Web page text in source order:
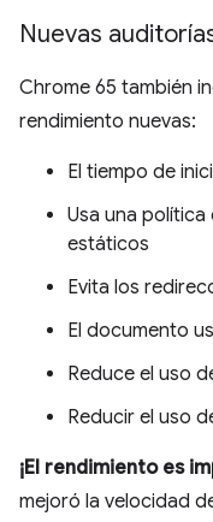
Nuevas
Chrome 65 también
rendimiento nuevas:
El tiempo de
Usa una
estáticos
Evita los
El documento
Reduce el uso
Reducir el uso
¡El rendimiento es
mejoró la velocidad